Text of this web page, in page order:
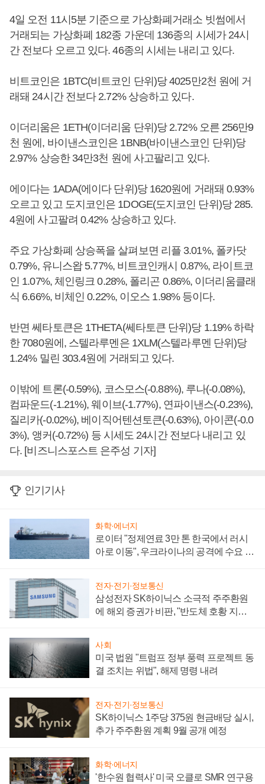
4일 오전 11시5분 기준으로 가상화폐거래소 빗썸에서
거래되는 가상화폐 182종 가운데 136종의 시세가 24시
간 전보다 오르고 있다. 46종의 시세는 내리고 있다.
비트코인은 1BTC(비트코인 단위)당 4025만2천 원에 거
래돼 24시간 전보다 2.72% 상승하고 있다.
이더리움은 1ETH(이더리움 단위)당 2.72% 오른 256만9
천 원에, 바이낸스코인은 1BNB(바이낸스코인 단위)당
2.97% 상승한 34만3천 원에 사고팔리고 있다.
에이다는 1ADA(에이다 단위)당 1620원에 거래돼 0.93%
오르고 있고 도지코인은 1DOGE(도지코인 단위)당 285.
4원에 사고팔려 0.42% 상승하고 있다.
주요 가상화폐 상승폭을 살펴보면 리플 3.01%, 폴카닷
0.79%, 유니스왑 5.77%, 비트코인캐시 0.87%, 라이트코
인 1.07%, 체인링크 0.28%, 폴리곤 0.86%, 이더리움클래
식 6.66%, 비체인 0.22%, 이오스 1.98% 등이다.
반면 쎄타토큰은 1THETA(쎄타토큰 단위)당 1.19% 하락
한 7080원에, 스텔라루멘은 1XLM(스텔라루멘 단위)당
1.24% 밀린 303.4원에 거래되고 있다.
이밖에 트론(-0.59%), 코스모스(-0.88%), 루나(-0.08%),
컴파운드(-1.21%), 웨이브(-1.77%), 연파이낸스(-0.23%),
질리카(-0.02%), 베이직어텐션토큰(-0.63%), 아이콘(-0.0
3%), 앵커(-0.72%) 등 시세도 24시간 전보다 내리고 있
다. [비즈니스포스트 은주성 기자]
인기기사
화학·에너지
로이터 "정제연료 3만 톤 한국에서 러시
아로 이동", 우크라이나의 공격에 수요 늘
전자·전기·정보통신
삼성전자 SK하이닉스 소극적 주주환원
에 해외 증권가 비판, "반도체 호황 지속
사회
미국 법원 "트럼프 정부 풍력 프로젝트 동
결 조치는 위법", 해제 명령 내려
전자·전기·정보통신
SK하이닉스 1주당 375원 현금배당 실시,
추가 주주환원 계획 9월 공개 예정
화학·에너지
'한수원 협력사' 미국 오클로 SMR 연구용